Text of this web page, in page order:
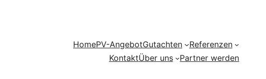
HomePV-AngebotGutachten
Referenzen
KontaktÜber uns Partner werden